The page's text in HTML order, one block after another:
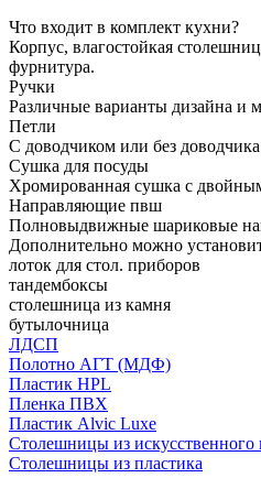
Что входит в комплект кухни?
Корпус, влагостойкая
фурнитура.
Ручки
Различные варианты дизайна и
Петли
С доводчиком или без
Сушка для посуды
Хромированная сушка с
Направляющие пвш
Полновыдвижные шариковые
Дополнительно можно
лоток для стол. приборов
тандембоксы
столешница из камня
бутылочница
ЛДСП
Полотно АГТ (МДФ)
Пластик HPL
Пленка ПВХ
Пластик Alvic Luxe
Столешницы из искусственного
Столешницы из пластика